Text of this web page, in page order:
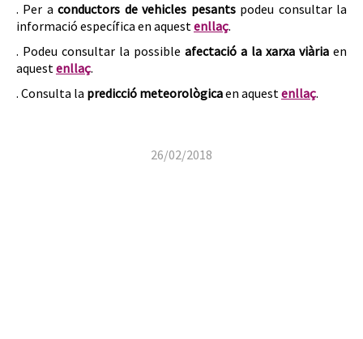
. Per aconductors de vehicles pesantspodeu consultar la
informació específica en aquestenllaç.
. Podeu consultar la possible afectació a la xarxa viària en
aquestenllaç.
. Consulta la predicció meteorològicaen aquestenllaç.
26/02/2018